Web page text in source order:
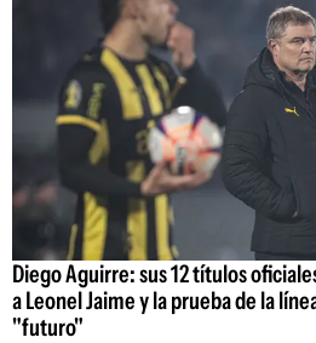
Diego Aguirre: sus 12 títulos
a Leonel Jaime y la prueba de la
"futuro"